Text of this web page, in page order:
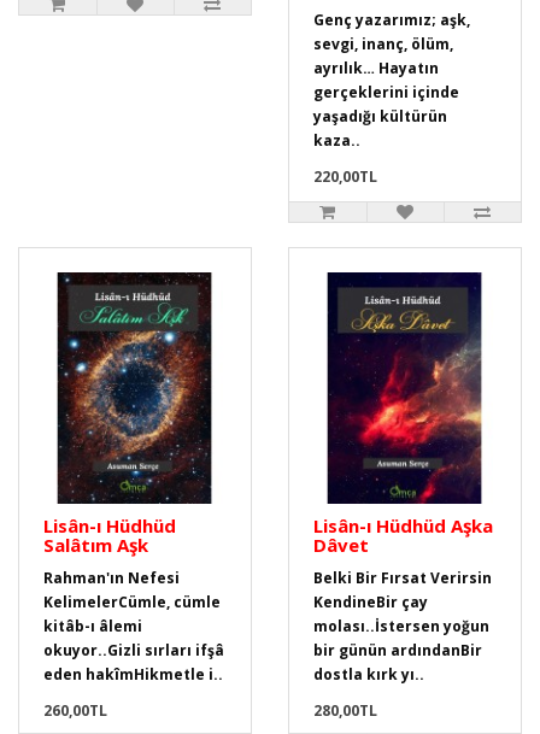
Genç yazarımız; aşk,
sevgi, inanç, ölüm,
ayrılık… Hayatın
gerçeklerini içinde
yaşadığı kültürün
kaza..
220,00TL
Lisân-ı Hüdhüd
Salâtım Aşk
Rahman'ın Nefesi
KelimelerCümle, cümle
kitâb-ı âlemi
okuyor..Gizli sırları ifşâ
eden hakîmHikmetle i..
260,00TL
Lisân-ı Hüdhüd Aşka
Dâvet
Belki Bir Fırsat Verirsin
KendineBir çay
molası..İstersen yoğun
bir günün ardındanBir
dostla kırk yı..
280,00TL